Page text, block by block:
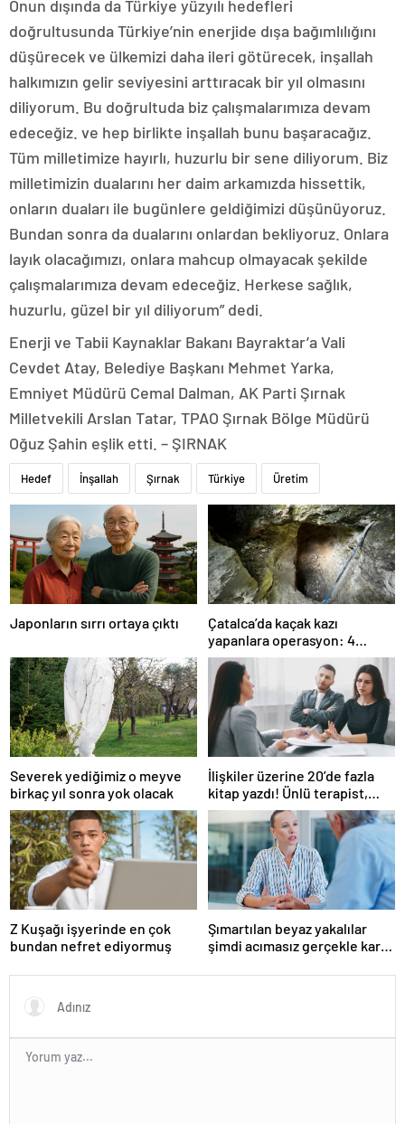
Onun dışında da Türkiye yüzyılı hedefleri
doğrultusunda Türkiye’nin enerjide dışa bağımlılığını
düşürecek ve ülkemizi daha ileri götürecek, inşallah
halkımızın gelir seviyesini arttıracak bir yıl olmasını
diliyorum. Bu doğrultuda biz çalışmalarımıza devam
edeceğiz. ve hep birlikte inşallah bunu başaracağız.
Tüm milletimize hayırlı, huzurlu bir sene diliyorum. Biz
milletimizin dualarını her daim arkamızda hissettik,
onların duaları ile bugünlere geldiğimizi düşünüyoruz.
Bundan sonra da dualarını onlardan bekliyoruz. Onlara
layık olacağımızı, onlara mahcup olmayacak şekilde
çalışmalarımıza devam edeceğiz. Herkese sağlık,
huzurlu, güzel bir yıl diliyorum” dedi.
Enerji ve Tabii Kaynaklar Bakanı Bayraktar’a Vali
Cevdet Atay, Belediye Başkanı Mehmet Yarka,
Emniyet Müdürü Cemal Dalman, AK Parti Şırnak
Milletvekili Arslan Tatar, TPAO Şırnak Bölge Müdürü
Oğuz Şahin eşlik etti. – ŞIRNAK
Hedef İnşallah Şırnak Türkiye Üretim
Japonların sırrı ortaya çıktı
Çatalca’da kaçak kazı
yapanlara operasyon: 4
gözaltı
Severek yediğimiz o meyve
birkaç yıl sonra yok olacak
İlişkiler üzerine 20’de fazla
kitap yazdı! Ünlü terapist,
boşanmaların gerçek
suçlularını açıklıyor
Z Kuşağı işyerinde en çok
bundan nefret ediyormuş
Şımartılan beyaz yakalılar
şimdi acımasız gerçekle karşı